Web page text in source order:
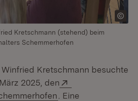
Kretschmann (stehend) beim
Schemmerhofen
Kretschmann besuchte
2025, den
(Öffnet in neuem
. Eine